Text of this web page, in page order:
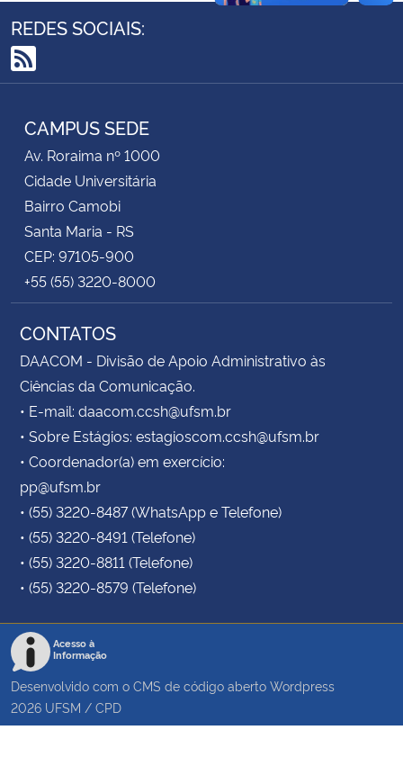
Secretaria de Governo
Advocacia-Geral da União
Banco Central do Brasil
Planalto
REDES SOCIAIS:
RSS
CAMPUS SEDE
Av. Roraima nº 1000
Cidade Universitária
Bairro Camobi
Santa Maria - RS
CEP: 97105-900
+55 (55) 3220-8000
CONTATOS
DAACOM - Divisão de Apoio Administrativo às
Ciências da Comunicação.
• E-mail: daacom.ccsh@ufsm.br
• Sobre Estágios: estagioscom.ccsh@ufsm.br
• Coordenador(a) em exercício:
pp@ufsm.br
• (55) 3220-8487 (WhatsApp e Telefone)
• (55) 3220-8491 (Telefone)
• (55) 3220-8811 (Telefone)
• (55) 3220-8579 (Telefone)
Acesso à
Informação
Desenvolvido com o CMS de código aberto Wordpress
2026 UFSM / CPD